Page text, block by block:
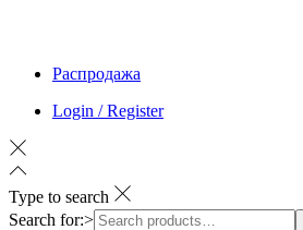
Распродажа
Login / Register
Type to search
Search for:>